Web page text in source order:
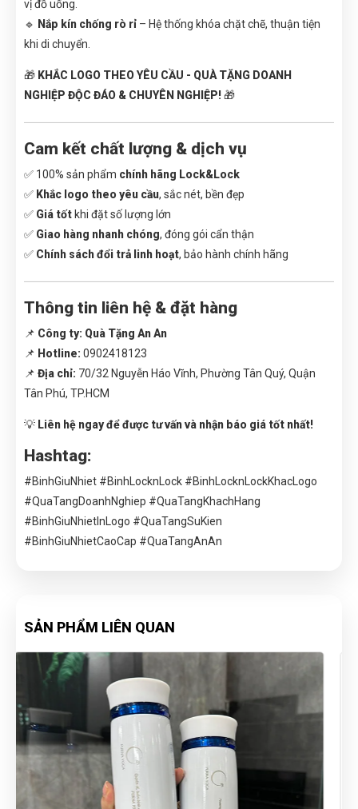
vị đồ uống.
🔹 Nắp kín chống rò rỉ – Hệ thống khóa chặt chẽ, thuận tiện
khi di chuyển.
🎁 KHẮC LOGO THEO YÊU CẦU - QUÀ TẶNG DOANH
NGHIỆP ĐỘC ĐÁO & CHUYÊN NGHIỆP!🎁
Cam kết chất lượng & dịch vụ
✅ 100% sản phẩm chính hãng Lock&Lock
✅ Khắc logo theo yêu cầu, sắc nét, bền đẹp
✅ Giá tốt khi đặt số lượng lớn
✅ Giao hàng nhanh chóng, đóng gói cẩn thận
✅ Chính sách đổi trả linh hoạt, bảo hành chính hãng
Thông tin liên hệ & đặt hàng
📌 Công ty: Quà Tặng An An
📌 Hotline: 0902418123
📌 Địa chỉ: 70/32 Nguyễn Háo Vĩnh, Phường Tân Quý, Quận
Tân Phú, TP.HCM
💡 Liên hệ ngay để được tư vấn và nhận báo giá tốt nhất!
Hashtag:
#BinhGiuNhiet #BinhLocknLock #BinhLocknLockKhacLogo
#QuaTangDoanhNghiep #QuaTangKhachHang
#BinhGiuNhietInLogo #QuaTangSuKien
#BinhGiuNhietCaoCap #QuaTangAnAn
SẢN PHẨM LIÊN QUAN